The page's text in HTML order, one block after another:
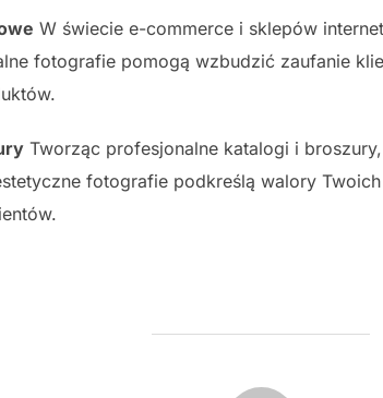
W świecie e-commerce i sklepów
fotografie pomogą wzbudzić zaufanie
Tworząc profesjonalne katalogi i
fotografie podkreślą walory